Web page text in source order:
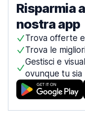
Risparmia
nostra app
Trova offerte
Trova le
Gestisci e
ovunque tu sia